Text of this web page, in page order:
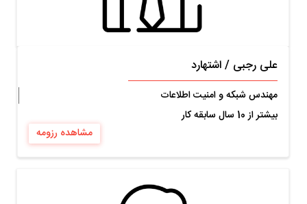
علی رجبی /اشتهارد
مهندس شبکه و امنیت اطلاعات
بیشتر از 10 سال سابقه کار
مشاهده رزومه